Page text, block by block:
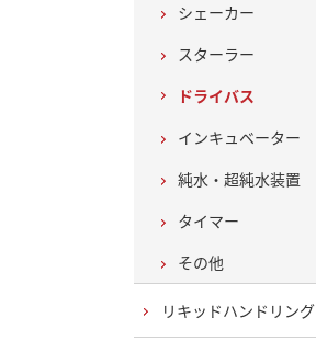
シェーカー
スターラー
ドライバス
インキュベーター
純水・超純水装置
タイマー
その他
リキッドハンドリング